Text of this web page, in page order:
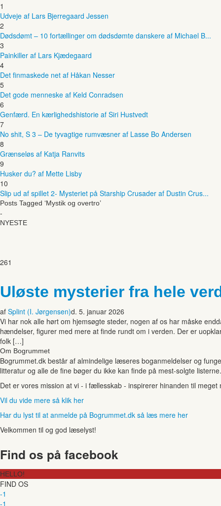
1
Udveje af Lars Bjerregaard Jessen
2
Dødsdømt – 10 fortællinger om dødsdømte danskere af Michael B...
3
Painkiller af Lars Kjædegaard
4
Det finmaskede net af Håkan Nesser
5
Det gode menneske af Keld Conradsen
6
Genfærd. En kærlighedshistorie af Siri Hustvedt
7
No shit, S 3 – De tyvagtige rumvæsner af Lasse Bo Andersen
8
Grænseløs af Katja Ranvits
9
Husker du? af Mette Lisby
10
Slip ud af spillet 2- Mysteriet på Starship Crusader af Dustin Crus...
Posts Tagged ‘Mystik og overtro’
-
NYESTE
261
Uløste mysterier fra hele
af Splint (I. Jørgensen)d. 5. januar 2026
Vi har nok alle hørt om hjemsøgte steder, nogen af os har måske
hændelser, figurer med mere at finde rundt om i verden. Der er
folk […]
Om Bogrummet
Bogrummet.dk består af almindelige læseres boganmeldelser og
litteratur og alle de fine bøger du ikke kan finde på mest-solgte listerne.
Det er vores mission at vi - i fællesskab - inspirerer hinanden til
Vil du vide mere så klik her
Har du lyst til at anmelde på Bogrummet.dk så læs mere her
Velkommen til og god læselyst!
Find os på facebook
HELLO!
FIND OS
-1
-1